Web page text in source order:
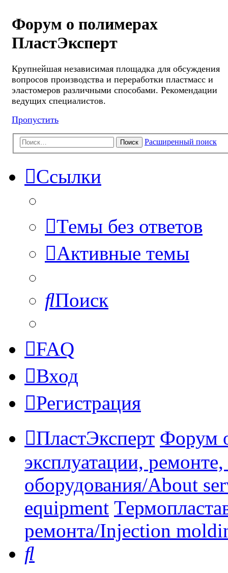
Форум о полимерах
ПластЭксперт
Крупнейшая независимая площадка для обсуждения
вопросов производства и переработки пластмасс и
эластомеров различными способами. Рекомендации
ведущих специалистов.
Пропустить
Поиск Расширенный поиск
Ссылки
Темы без ответов
Активные темы
Поиск
FAQ
Вход
Регистрация
ПластЭксперт Форум
эксплуатации,
оборудования/About
equipment
ремонта/Injection